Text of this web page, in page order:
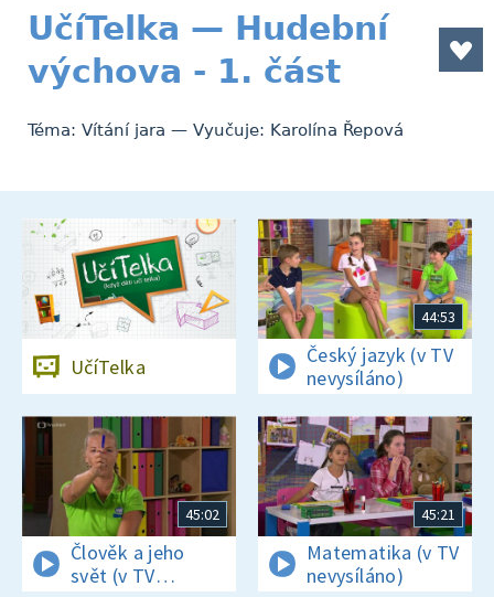
UčíTelka — Hudební
výchova - 1. část
Téma: Vítání jara — Vyučuje: Karolína Řepová
UčíTelka
44:53
Český jazyk (v TV
nevysíláno)
45:02
Člověk a jeho
svět (v TV
45:21
Matematika (v TV
nevysíláno)